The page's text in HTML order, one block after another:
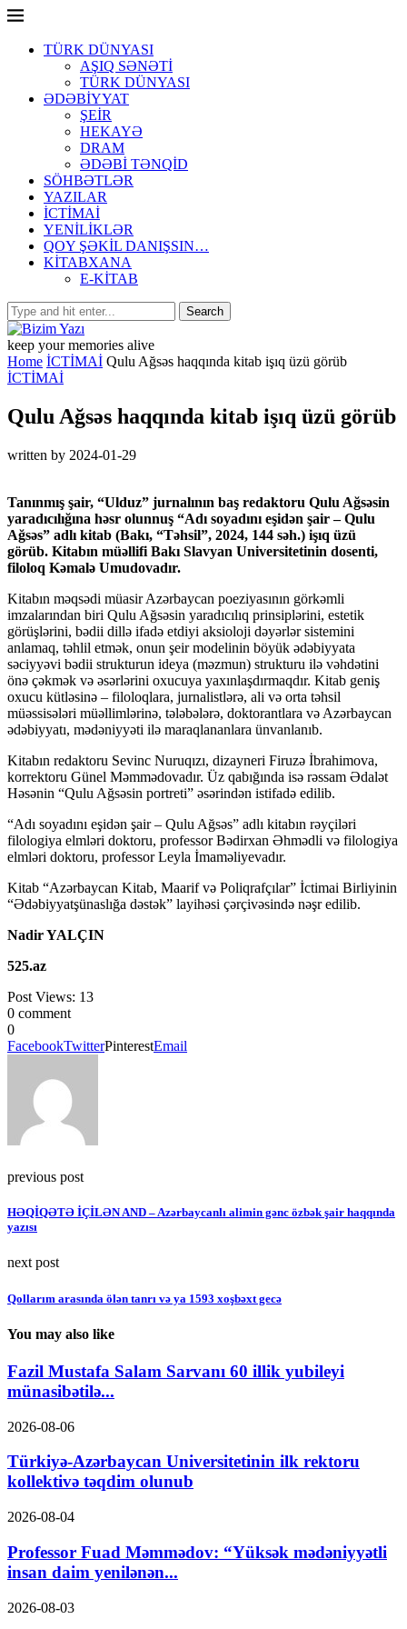
TÜRK DÜNYASI
AŞIQ SƏNƏTİ
TÜRK DÜNYASI
ƏDƏBİYYAT
ŞEİR
HEKAYƏ
DRAM
ƏDƏBİ TƏNQİD
SÖHBƏTLƏR
YAZILAR
İCTİMAİ
YENİLİKLƏR
QOY ŞƏKİL DANIŞSIN…
KİTABXANA
E-KİTAB
keep your memories alive
Home İCTİMAİ Qulu Ağsəs haqqında kitab işıq üzü görüb
İCTİMAİ
Qulu Ağsəs haqqında kitab işıq üzü görüb
written by 2024-01-29
Tanınmış şair, “Ulduz” jurnalının baş redaktoru Qulu Ağsəsin
yaradıcılığına həsr olunnuş “Adı soyadını eşidən şair – Qulu
Ağsəs” adlı kitab (Bakı, “Təhsil”, 2024, 144 səh.) işıq üzü
görüb. Kitabın müəllifi Bakı Slavyan Universitetinin dosenti,
filoloq Kəmalə Umudovadır.
Kitabın məqsədi müasir Azərbaycan poeziyasının görkəmli
imzalarından biri Qulu Ağsəsin yaradıcılıq prinsiplərini, estetik
görüşlərini, bədii dillə ifadə etdiyi aksioloji dəyərlər sistemini
anlamaq, təhlil etmək, onun şeir modelinin böyük ədəbiyyata
səciyyəvi bədii strukturun ideya (məzmun) strukturu ilə vəhdətini
önə çəkmək və əsərlərini oxucuya yaxınlaşdırmaqdır. Kitab geniş
oxucu kütləsinə – filoloqlara, jurnalistlərə, ali və orta təhsil
müəssisələri müəllimlərinə, tələbələrə, doktorantlara və Azərbaycan
ədəbiyyatı, mədəniyyəti ilə maraqlananlara ünvanlanıb.
Kitabın redaktoru Sevinc Nuruqızı, dizayneri Firuzə İbrahimova,
korrektoru Günel Məmmədovadır. Üz qabığında isə rəssam Ədalət
Həsənin “Qulu Ağsəsin portreti” əsərindən istifadə edilib.
“Adı soyadını eşidən şair – Qulu Ağsəs” adlı kitabın rəyçiləri
filologiya elmləri doktoru, professor Bədirxan Əhmədli və filologiya
elmləri doktoru, professor Leyla İmaməliyevadır.
Kitab “Azərbaycan Kitab, Maarif və Poliqrafçılar” İctimai Birliyinin
“Ədəbiyyatşünaslığa dəstək” layihəsi çərçivəsində nəşr edilib.
Nadir YALÇIN
525.az
Post Views: 13
0 comment
0
FacebookTwitterPinterestEmail
previous post
HƏQİQƏTƏ İÇİLƏN AND – Azərbaycanlı alimin gənc özbək şair haqqında
yazısı
next post
Qollarım arasında ölən tanrı və ya 1593 xoşbəxt gecə
You may also like
Fazil Mustafa Salam Sarvanı 60 illik yubileyi
münasibətilə...
2026-08-06
Türkiyə-Azərbaycan Universitetinin ilk rektoru
kollektivə təqdim olunub
2026-08-04
Professor Fuad Məmmədov: “Yüksək mədəniyyətli
insan daim yenilənən...
2026-08-03